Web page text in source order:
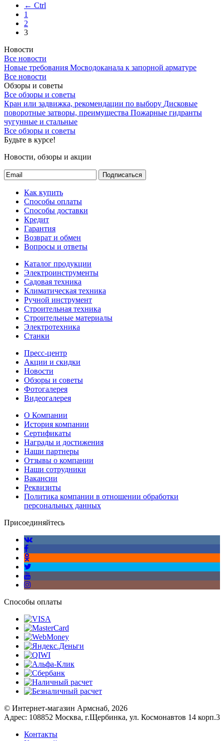
← Ctrl
1
2
3
Новости
Все новости
Новые требования Мосводоканала к запорной арматуре
Все новости
Обзоры и советы
Все обзоры и советы
Кран или задвижка, рекомендации по выбору Дисковые
поворотные затворы, преимущества Пожарные гидранты
чугунные и стальные
Все обзоры и советы
Будьте в курсе!
Новости, обзоры и акции
Подписаться
Как купить
Способы оплаты
Способы доставки
Кредит
Гарантия
Возврат и обмен
Вопросы и ответы
Каталог продукции
Электроинструменты
Садовая техника
Климатическая техника
Ручной инструмент
Строительная техника
Строительные материалы
Электротехника
Станки
Пресс-центр
Акции и скидки
Новости
Обзоры и советы
Фотогалерея
Видеогалерея
О Компании
История компании
Сертификаты
Награды и достижения
Наши партнеры
Отзывы о компании
Наши сотрудники
Вакансии
Реквизиты
Политика компании в отношении обработки
персональных данных
Присоединяйтесь
Способы оплаты
© Интернет-магазин Армснаб, 2026
Адрес: 108852 Москва, г.Щербинка, ул. Космонавтов 14 корп.3
Контакты